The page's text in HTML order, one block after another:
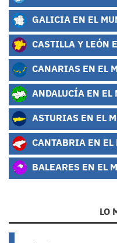
GALICIA EN EL
CASTILLA Y LEÓN
CANARIAS EN EL
ANDALUCÍA EN EL
ASTURIAS EN EL
CANTABRIA EN EL
BALEARES EN EL
LO